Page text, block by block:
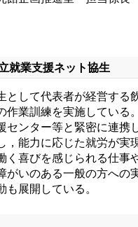
就業支援ネット協生
して代表者が経営する
業訓練を実施している。
ンター等と緊密に連携
能力に応じた就労が
喜びを感じられる仕
いのある一般の方へ
展開している。